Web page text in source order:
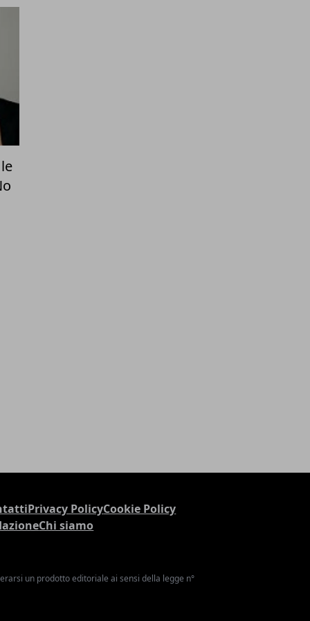
Privacy PolicyCookie Policy
Chi siamo
un prodotto editoriale ai sensi della legge n°